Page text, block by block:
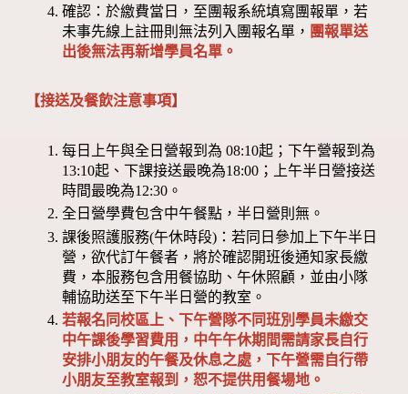
確認：於繳費當日，至團報系統填寫團報單，若
未事先線上註冊則無法列入團報名單， 團報單送
出後無法再新增學員名單。
【接送及餐飲注意事項】
每日上午與全日營報到為 08:10起；下午營報到為
13:10起、下課接送最晚為18:00；上午半日營接送
時間最晚為12:30。
全日營學費包含中午餐點，半日營則無。
課後照護服務(午休時段)：若同日參加上下午半日
營，欲代訂午餐者，將於確認開班後通知家長繳
費，本服務包含用餐協助、午休照顧，並由小隊
輔協助送至下午半日營的教室。
若報名同校區上、下午營隊不同班別學員未繳交
中午課後學習費用，中午午休期間需請家長自行
安排小朋友的午餐及休息之處，下午營需自行帶
小朋友至教室報到，恕不提供用餐場地。